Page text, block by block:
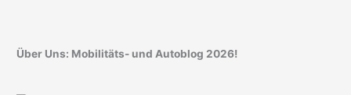
Über Uns: Mobilitäts- und Autoblog 2026!